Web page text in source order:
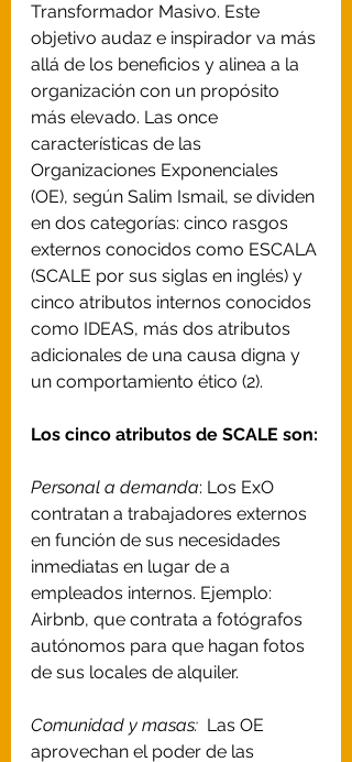
Transformador Masivo. Este
objetivo audaz e inspirador va más
allá de los beneficios y alinea a la
organización con un propósito
más elevado. Las once
características de las
Organizaciones Exponenciales
(OE), según Salim Ismail, se dividen
en dos categorías: cinco rasgos
externos conocidos como ESCALA
(SCALE por sus siglas en inglés) y
cinco atributos internos conocidos
como IDEAS, más dos atributos
adicionales de una causa digna y
un comportamiento ético (2).
Los cinco atributos de SCALE son:
Personal a demanda: Los ExO
contratan a trabajadores externos
en función de sus necesidades
inmediatas en lugar de a
empleados internos. Ejemplo:
Airbnb, que contrata a fotógrafos
autónomos para que hagan fotos
de sus locales de alquiler.
Comunidad y masas:
  Las OE
aprovechan el poder de las